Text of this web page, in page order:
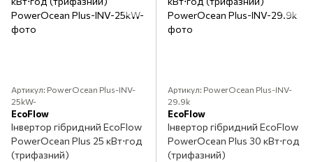
Артикул: PowerOcean Plus-INV-
25kW-
EcoFlow
Інвертор гібридний EcoFlow
PowerOcean Plus 25 кВт⋅год
(трифазний)
Артикул: PowerOcean Plus-INV-
29.9k
EcoFlow
Інвертор гібридний EcoFlow
PowerOcean Plus 30 кВт⋅год
(трифазний)